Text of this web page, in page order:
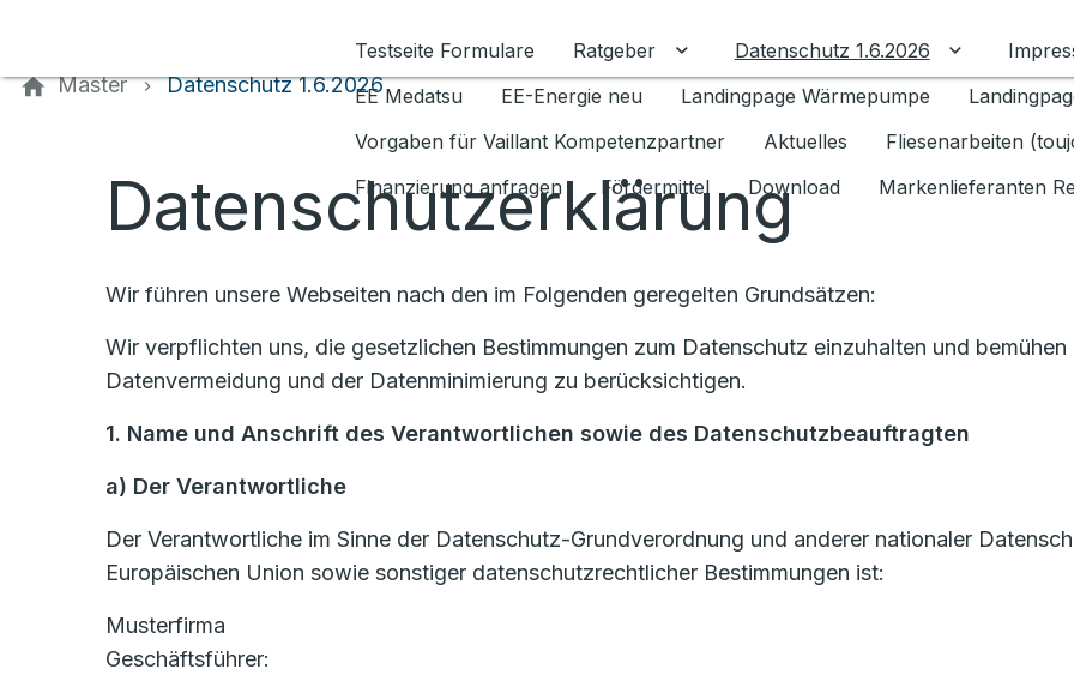
Testseite Formulare
Ratgeber Untermenü für Ratgeber umschalten
Datenschutz 1.6.2026 Untermenü
EE Medatsu
EE-Energie neu Landingpage Wärmepumpe
Vorgaben für Vaillant Kompetenzpartner
Aktuelles Fliesenarbeiten
Finanzierung anfragen
Fördermittel Download Markenlieferanten
Master Datenschutz 1.6.2026
Datenschutzerklärung
Wir führen unsere Webseiten nach den im Folgenden geregelten Grundsätzen:
Wir verpflichten uns, die gesetzlichen Bestimmungen zum Datenschutz einzuhalten und
Datenvermeidung und der Datenminimierung zu berücksichtigen.
1. Name und Anschrift des Verantwortlichen sowie des Datenschutzbeauftragten
a) Der Verantwortliche
Der Verantwortliche im Sinne der Datenschutz-Grundverordnung und anderer nationaler
Europäischen Union sowie sonstiger datenschutzrechtlicher Bestimmungen ist:
Musterfirma
Geschäftsführer: